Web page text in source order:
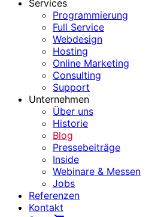
Services
Programmierung
Full Service
Webdesign
Hosting
Online Marketing
Consulting
Support
Unternehmen
Über uns
Historie
Blog
Pressebeiträge
Inside
Webinare & Messen
Jobs
Referenzen
Kontakt